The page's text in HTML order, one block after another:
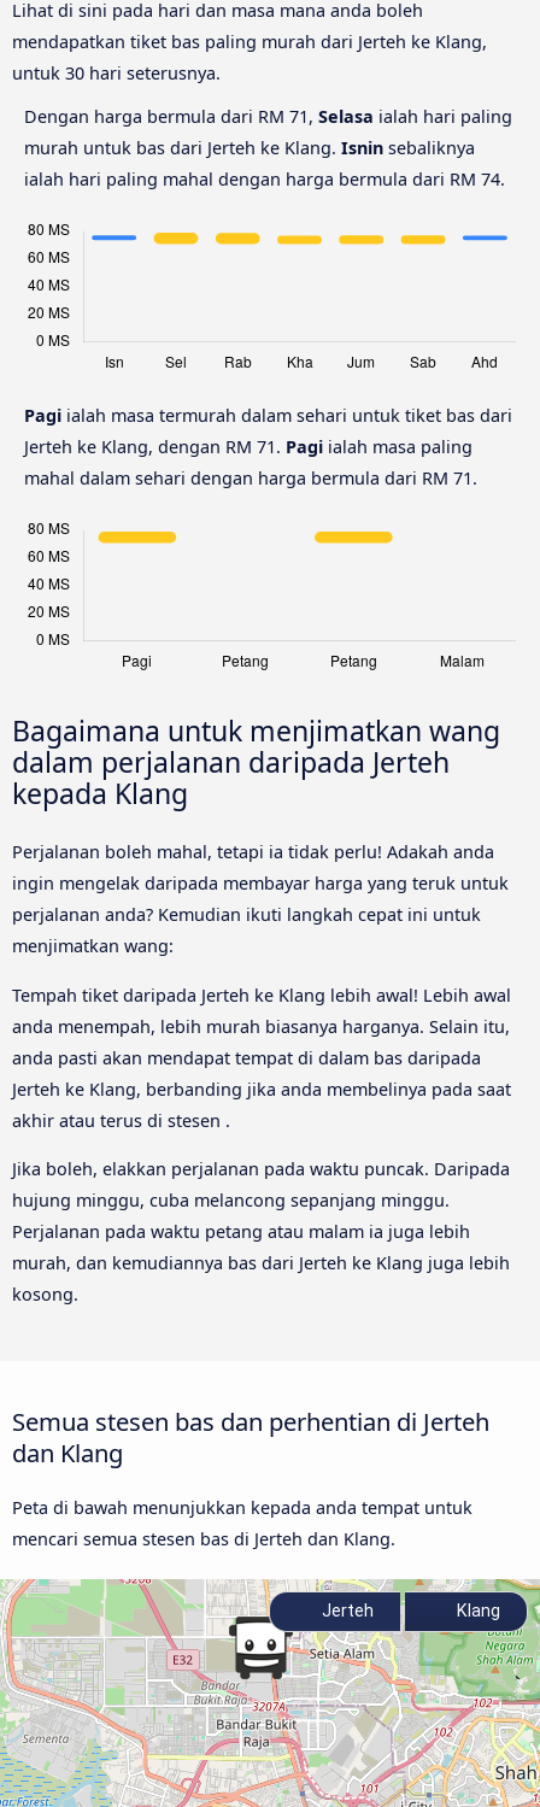
Lihat di sini pada hari dan masa mana anda boleh
mendapatkan tiket bas paling murah dari Jerteh ke Klang,
untuk 30 hari seterusnya.
Dengan harga bermula dari RM 71, Selasa ialah hari paling
murah untuk bas dari Jerteh ke Klang. Isnin sebaliknya
ialah hari paling mahal dengan harga bermula dari RM 74.
Pagi ialah masa termurah dalam sehari untuk tiket bas dari
Jerteh ke Klang, dengan RM 71. Pagi ialah masa paling
mahal dalam sehari dengan harga bermula dari RM 71.
Bagaimana untuk menjimatkan wang
dalam perjalanan daripada Jerteh
kepada Klang
Perjalanan boleh mahal, tetapi ia tidak perlu! Adakah anda
ingin mengelak daripada membayar harga yang teruk untuk
perjalanan anda? Kemudian ikuti langkah cepat ini untuk
menjimatkan wang:
Tempah tiket daripada Jerteh ke Klang lebih awal! Lebih awal
anda menempah, lebih murah biasanya harganya. Selain itu,
anda pasti akan mendapat tempat di dalam bas daripada
Jerteh ke Klang, berbanding jika anda membelinya pada saat
akhir atau terus di stesen .
Jika boleh, elakkan perjalanan pada waktu puncak. Daripada
hujung minggu, cuba melancong sepanjang minggu.
Perjalanan pada waktu petang atau malam ia juga lebih
murah, dan kemudiannya bas dari Jerteh ke Klang juga lebih
kosong.
Semua stesen bas dan perhentian di Jerteh
dan Klang
Peta di bawah menunjukkan kepada anda tempat untuk
mencari semua stesen bas di Jerteh dan Klang.
Jerteh Klang